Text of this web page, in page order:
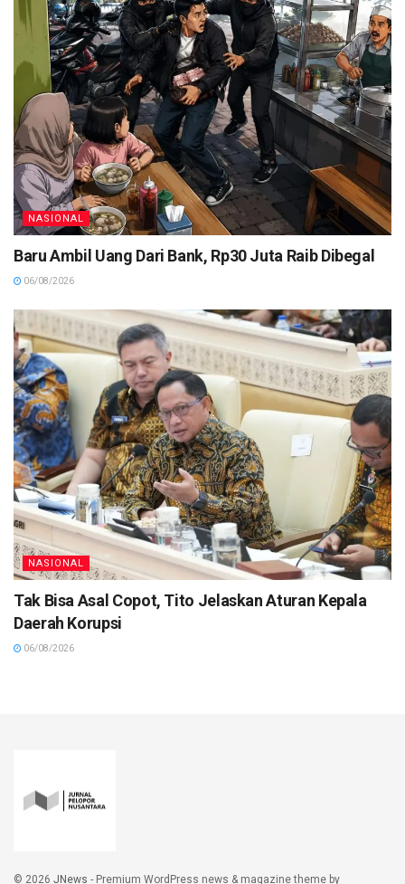
NASIONAL
Baru Ambil Uang Dari Bank, Rp30 Juta Raib Dibegal
06/08/2026
NASIONAL
Tak Bisa Asal Copot, Tito Jelaskan Aturan Kepala
Daerah Korupsi
06/08/2026
© 2026 JNews - Premium WordPress news & magazine theme by